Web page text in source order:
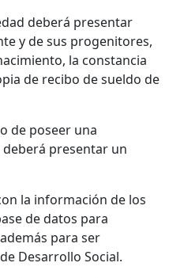
deberá presentar
y de sus progenitores,
la constancia
de recibo de sueldo de
de poseer una
presentar un
la información de los
de datos para
para ser
Desarrollo Social.